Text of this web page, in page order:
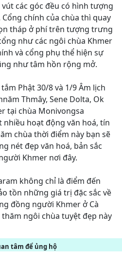
các góc đều có hình tượng
chính của chùa thì quay
tháp ở phí trên tượng trưng
như các ngôi chùa Khmer
và cổng phụ thể hiện sự
như tâm hồn rộng mở.
Phật 30/8 và 1/9 Âm lịch
Thmây, Sene Dolta, Ok
tại chùa Monivongsa
hoạt động văn hoá, tín
chùa thời điểm này bạn sẽ
nét đẹp văn hoá, bản sắc
Khmer nơi đây.
không chỉ là điểm đến
tồn những giá trị đặc sắc về
đồng người Khmer ở Cà
ngôi chùa tuyệt đẹp này
tâm để ủng hộ